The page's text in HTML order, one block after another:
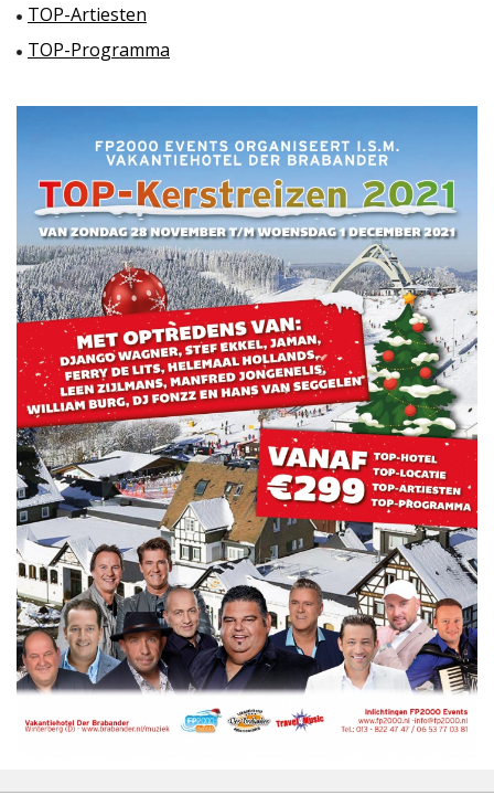
TOP-Artiesten
TOP-Programma